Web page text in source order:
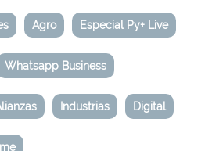
Agro Especial Py+ Live
Whatsapp Business
Industrias Digital